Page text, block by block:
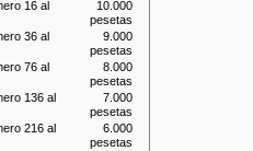
16 al
10.000
pesetas
36 al
9.000
pesetas
76 al
8.000
pesetas
136 al
7.000
pesetas
216 al
6.000
pesetas